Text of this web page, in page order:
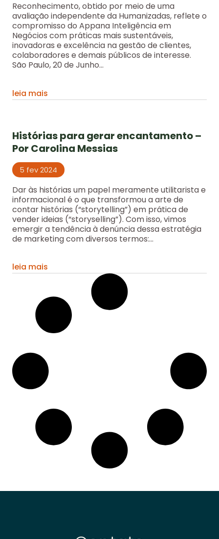
Reconhecimento, obtido por meio de uma
avaliação independente da Humanizadas, reflete o
compromisso do Appana Inteligência em
Negócios com práticas mais sustentáveis,
inovadoras e excelência na gestão de clientes,
colaboradores e demais públicos de interesse.
São Paulo, 20 de Junho...
leia mais
Histórias para gerar encantamento –
Por Carolina Messias
5 fev 2024
Dar às histórias um papel meramente utilitarista e
informacional é o que transformou a arte de
contar histórias (“storytelling”) em prática de
vender ideias (“storyselling”). Com isso, vimos
emergir a tendência à denúncia dessa estratégia
de marketing com diversos termos:...
leia mais